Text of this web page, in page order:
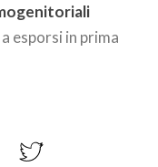
esporsi in prima